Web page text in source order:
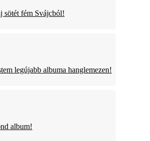
sötét fém Svájcból!
legújabb albuma hanglemezen!
album!